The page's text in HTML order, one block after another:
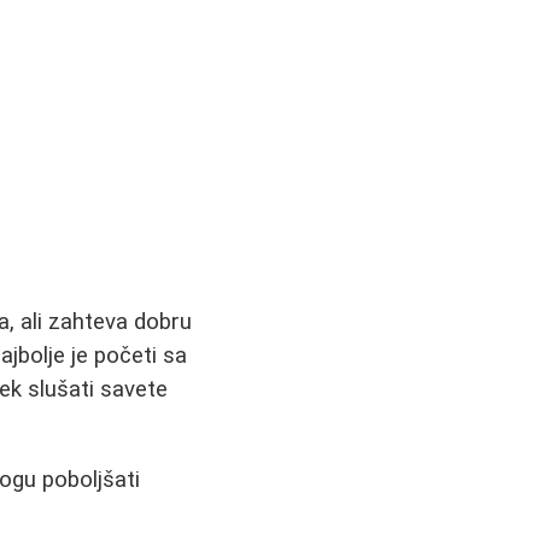
ali zahteva dobru
je početi sa
slušati savete
poboljšati